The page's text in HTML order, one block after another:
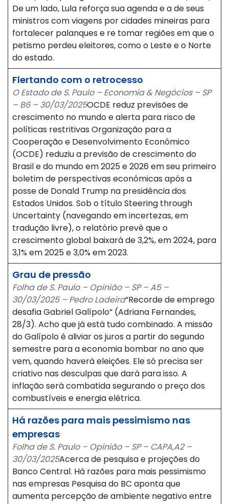
De um lado, Lula reforça sua agenda e a de seus
ministros com viagens por cidades mineiras para
fortalecer palanques e re tomar regiões em que o
petismo perdeu eleitores, como o Leste e o Norte
do estado.
Flertando com o retrocesso
O Estado de S. Paulo – Economia & Negócios – SP
– B6 – 30/03/2025OCDE reduz previsões de
crescimento no mundo e alerta para risco de
políticas restritivas Organização para a
Cooperação e Desenvolvimento Econômico
(OCDE) reduziu a previsão de crescimento do
Brasil e do mundo em 2025 e 2026 em seu primeiro
boletim de perspectivas econômicas após a
posse de Donald Trump na presidência dos
Estados Unidos. Sob o título Steering through
Uncertainty (navegando em incertezas, em
tradução livre), o relatório prevê que o
crescimento global baixará de 3,2%, em 2024, para
3,1% em 2025 e 3,0% em 2023.
Grau de pressão
Folha de S. Paulo – Opinião – SP – A5 –
30/03/2025 – Pedro Ladeira“Recorde de emprego
desafia Gabriel Galípolo” (Adriana Fernandes,
28/3). Acho que já está tudo combinado. A missão
do Galípolo é aliviar os juros a partir do segundo
semestre para a economia bombar no ano que
vem, quando haverá eleições. Ele só precisa ser
criativo nas desculpas que dará para isso. A
inflação será combatida segurando o preço dos
combustíveis e energia elétrica.
Há razões para mais pessimismo nas
empresas
Folha de S. Paulo – Opinião – SP – CAPA,A2 –
30/03/2025Acerca de pesquisa e projeções do
Banco Central. Há razões para mais pessimismo
nas empresas Pesquisa do BC aponta que
aumenta percepção de ambiente negativo entre